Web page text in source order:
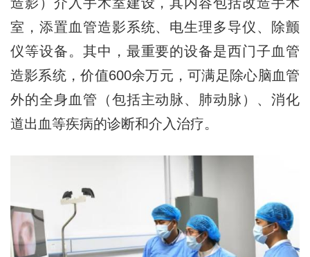
室，添置血管造影系统、电生理多导仪、除颤
仪等设备。其中，最重要的设备是西门子血管
造影系统，价值600余万元，可满足除心脑血管
外的全身血管（包括主动脉、肺动脉）、消化
道出血等疾病的诊断和介入治疗。